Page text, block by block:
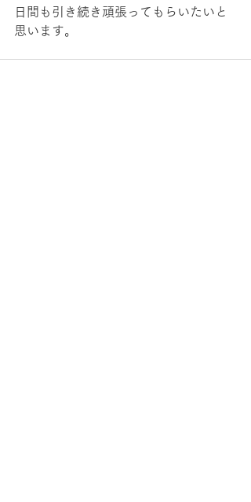
日間も引き続き頑張ってもらいたいと
思います。